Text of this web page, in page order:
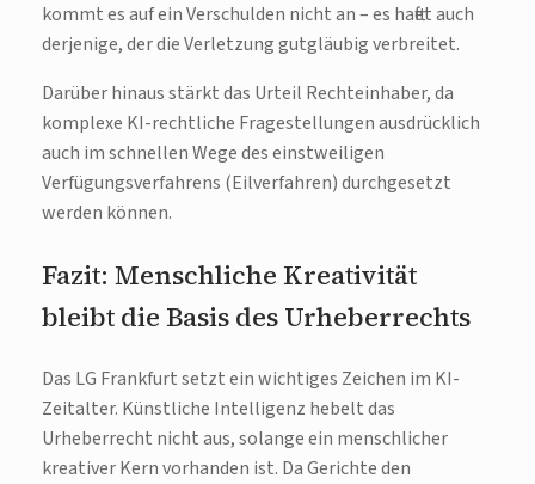
kommt es auf ein Verschulden nicht an – es haftet auch
derjenige, der die Verletzung gutgläubig verbreitet.
Darüber hinaus stärkt das Urteil Rechteinhaber, da
komplexe KI-rechtliche Fragestellungen ausdrücklich
auch im schnellen Wege des einstweiligen
Verfügungsverfahrens (Eilverfahren) durchgesetzt
werden können.
Fazit: Menschliche Kreativität
bleibt die Basis des Urheberrechts
Das LG Frankfurt setzt ein wichtiges Zeichen im KI-
Zeitalter. Künstliche Intelligenz hebelt das
Urheberrecht nicht aus, solange ein menschlicher
kreativer Kern vorhanden ist. Da Gerichte den